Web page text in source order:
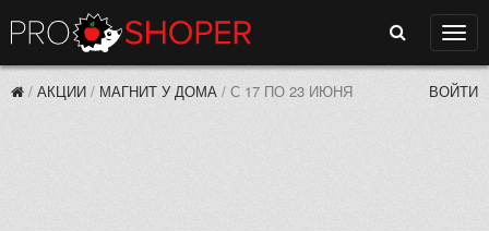
Поиск
/ АКЦИИ / МАГНИТ У ДОМА / С 17 ПО 23 ИЮНЯ ВОЙТИ